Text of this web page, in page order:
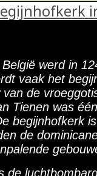
werd in
vaak het
de
Tienen was
begijnhofkerk
de
de